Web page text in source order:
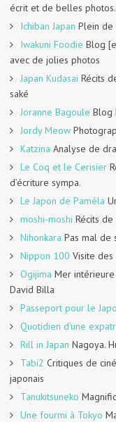
écrit et de belles photos.
Ichiban Japan Plein de
Iwakuni Foodie Blog
avec de jolies photos
Japan Kudasai Récits
saké
Joranne Bagoule Blog
Jordy Meow
Katzina Analyse de
Le Coq et le Cerisier
d’écriture sympa.
Le Japon de Paméla
moshi-moshi Récits
Nihonkara Pas mal de
Nippon 100 Visite
Ogijima Mer intérieure
David Billa
Passeport pour le
Quotidien d'une
Rill in Japan Nagoya.
Tabi2 Critiques de
japonais
Tanukitsuneko
Une fourmi à Tokyo